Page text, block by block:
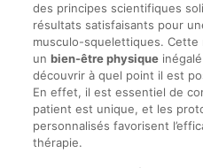
des principes scientifiques
résultats satisfaisants pour
musculo-squelettiques. Cette
un bien-être physiqueinégalé
découvrir à quel point il est
En effet, il est essentiel de
patient est unique, et les
personnalisés favorisent
thérapie.